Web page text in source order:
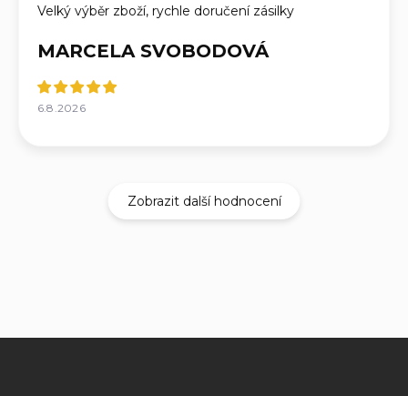
Velký výběr zboží, rychle doručení zásilky
MARCELA SVOBODOVÁ
6.8.2026
Zobrazit další hodnocení